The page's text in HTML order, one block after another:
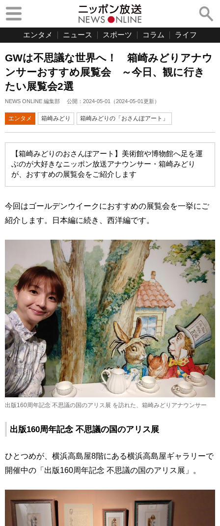
エンタメ ニュース スポーツ コラム ライフ
GWは不思議な世界へ！ 箱崎みどりアナウ
ンサーおすすめ展覧会 ～今日、観に行き
たい展覧会2選
NEWS ONLINE 編集部 公開： 2024-05-01 （2024-05-01更新）
エンタメ 箱崎みどり 箱崎みどりの「おさんぽアート」
【箱崎みどりのおさんぽアート】美術館や博物館へ足を運
ぶのが大好きなニッポン放送アナウンサー・箱崎みどり
が、おすすめの展覧会をご紹介します
今回はゴールデンウイークにおすすめの展覧会を一挙にご
紹介します。日本編に続き、西洋編です。
出版160周年記念 不思議の国のアリス展 を訪れた、箱崎みどりアナウンサー
出版160周年記念 不思議の国のアリス展
ひとつめが、横浜高島屋8階にある横浜高島屋ギャラリーで
開催中の「出版160周年記念 不思議の国のアリス展」。